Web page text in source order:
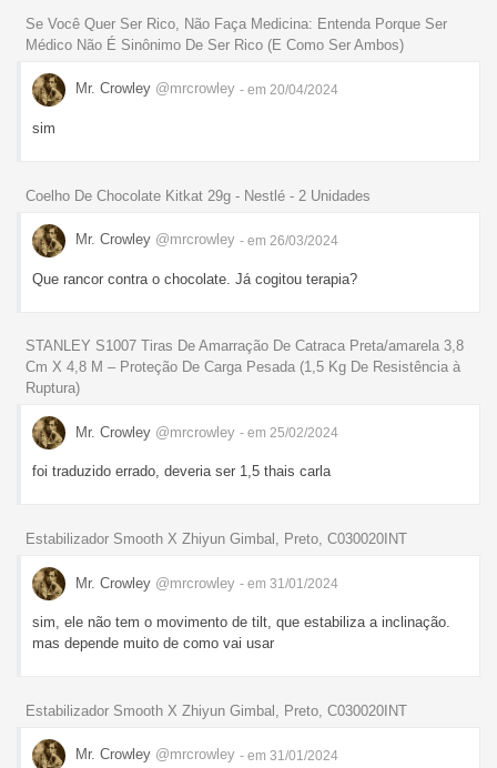
Se Você Quer Ser Rico, Não Faça Medicina: Entenda Porque Ser
Médico Não É Sinônimo De Ser Rico (E Como Ser Ambos)
Mr. Crowley @mrcrowley - em 20/04/2024
sim
Coelho De Chocolate Kitkat 29g - Nestlé - 2 Unidades
Mr. Crowley @mrcrowley - em 26/03/2024
Que rancor contra o chocolate. Já cogitou terapia?
STANLEY S1007 Tiras De Amarração De Catraca Preta/amarela 3,8
Cm X 4,8 M – Proteção De Carga Pesada (1,5 Kg De Resistência à
Ruptura)
Mr. Crowley @mrcrowley - em 25/02/2024
foi traduzido errado, deveria ser 1,5 thais carla
Estabilizador Smooth X Zhiyun Gimbal, Preto, C030020INT
Mr. Crowley @mrcrowley - em 31/01/2024
sim, ele não tem o movimento de tilt, que estabiliza a inclinação.
mas depende muito de como vai usar
Estabilizador Smooth X Zhiyun Gimbal, Preto, C030020INT
Mr. Crowley @mrcrowley - em 31/01/2024